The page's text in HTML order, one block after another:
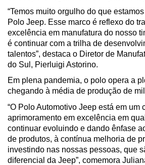
“Temos muito orgulho do que
Polo Jeep. Esse marco é reflexo do
excelência em manufatura do nosso
é continuar com a trilha de
talentos”, destaca o Diretor de
do Sul, Pierluigi Astorino.
Em plena pandemia, o polo opera a
chegando à média de produção de
“O Polo Automotivo Jeep está em
aprimoramento em excelência em
continuar evoluindo e dando ênfase
de produtos, à contínua melhoria de
investindo nas nossas pessoas, que
diferencial da Jeep”, comemora